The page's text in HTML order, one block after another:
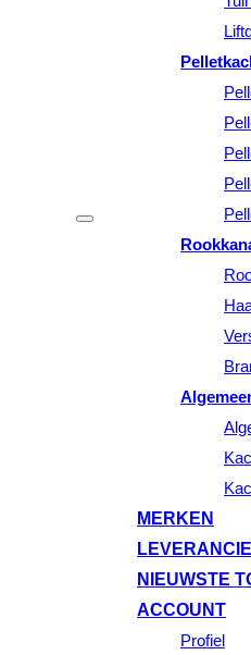
MERKEN
NIEUWSTE
ACCOUNT
Profiel